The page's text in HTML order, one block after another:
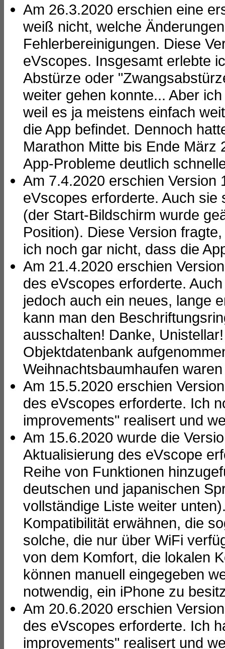
Am 26.3.2020 erschien eine
weiß nicht, welche
Fehlerbereinigungen. Diese
eVscopes. Insgesamt erlebte
Abstürze oder
weiter gehen konnte... Aber
weil es ja meistens einfach
die App befindet. Dennoch
Marathon Mitte bis Ende März
App-Probleme deutlich
Am 7.4.2020 erschien Version
eVscopes erforderte. Auch
(der Start-Bildschirm wurde
Position). Diese Version
ich noch gar nicht, dass die
Am 21.4.2020 erschien
des eVscopes erforderte.
jedoch auch ein neues, lange
kann man den
ausschalten! Danke,
Objektdatenbank
Weihnachtsbaumhaufen
Am 15.5.2020 erschien
des eVscopes erforderte. Ich
improvements" realisert und
Am 15.6.2020 wurde die
Aktualisierung des eVscope
Reihe von Funktionen
deutschen und japanischen
vollständige Liste weiter
Kompatibilität erwähnen, die
solche, die nur über WiFi
von dem Komfort, die lokalen
können manuell eingegeben
notwendig, ein iPhone zu
Am 20.6.2020 erschien
des eVscopes erforderte. Ich
improvements" realisert und